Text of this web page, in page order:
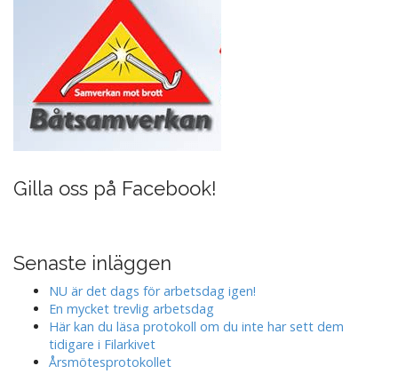
Gilla oss på Facebook!
Senaste inläggen
NU är det dags för arbetsdag igen!
En mycket trevlig arbetsdag
Här kan du läsa protokoll om du inte har sett dem
tidigare i Filarkivet
Årsmötesprotokollet